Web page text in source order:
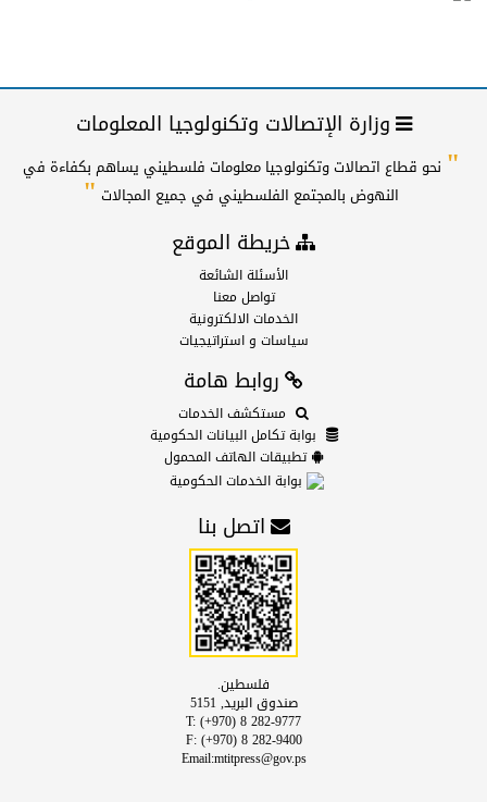
وزارة الإتصالات وتكنولوجيا المعلومات
" نحو قطاع اتصالات وتكنولوجيا معلومات فلسطيني يساهم بكفاءة في
النهوض بالمجتمع الفلسطيني في جميع المجالات"
خريطة الموقع
الأسئلة الشائعة
تواصل معنا
الخدمات الالكترونية
سياسات و استراتيجيات
روابط هامة
مستكشف الخدمات
بوابة تكامل البيانات الحكومية
تطبيقات الهاتف المحمول
بوابة الخدمات الحكومية
اتصل بنا
فلسطين.
صندوق البريد, 5151
T: (+970) 8 282-9777
F: (+970) 8 282-9400
Email:mtitpress@gov.ps